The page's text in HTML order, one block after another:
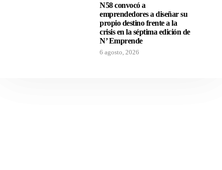
N58 convocó a
emprendedores a diseñar su
propio destino frente a la
crisis en la séptima edición de
N’ Emprende
6 agosto, 2026